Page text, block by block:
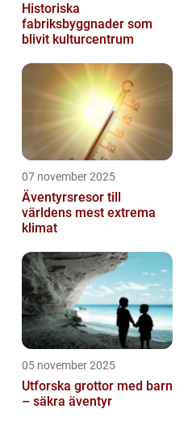
Historiska
fabriksbyggnader som
blivit kulturcentrum
07 november 2025
Äventyrsresor till
världens mest extrema
klimat
05 november 2025
Utforska grottor med barn
– säkra äventyr